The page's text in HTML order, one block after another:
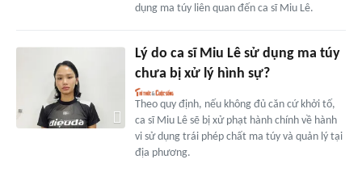
dụng ma túy liên quan đến ca sĩ Miu Lê.
Lý do ca sĩ Miu Lê sử dụng ma túy
chưa bị xử lý hình sự?
Theo quy định, nếu không đủ căn cứ khởi tố,
ca sĩ Miu Lê sẽ bị xử phạt hành chính về hành
vi sử dụng trái phép chất ma túy và quản lý tại
địa phương.